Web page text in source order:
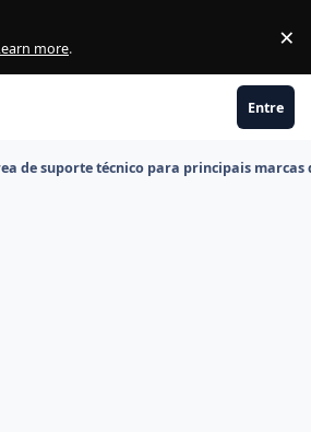
more. ×
Entre
de suporte técnico para principais marcas